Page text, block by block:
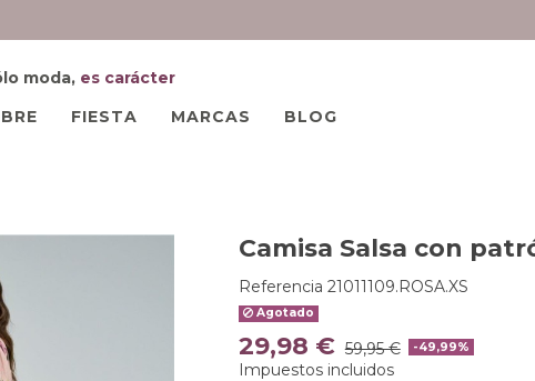
moda, es carácter
FIESTA MARCAS BLOG
Camisa Salsa con
Referencia 21011109.ROSA.XS
Agotado
29,98 € 59,95 € -49,99%
Impuestos incluidos